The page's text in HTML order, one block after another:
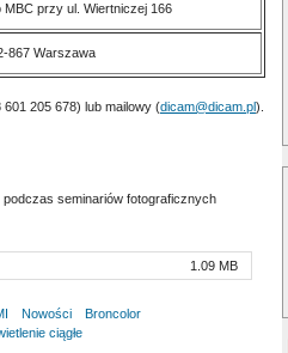
przy ul. Wiertniczej 166
867 Warszawa
205 678) lub mailowy (dicam@dicam.pl).
seminariów fotograficznych
1.09 MB
Nowości
Broncolor
ciągłe